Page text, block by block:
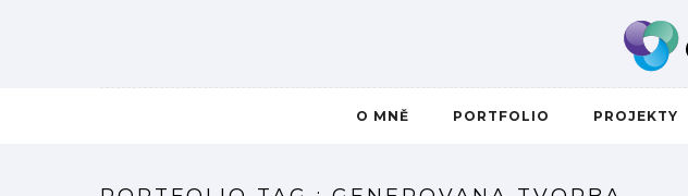
O MNĚ PORTFOLIO PROJEKTY